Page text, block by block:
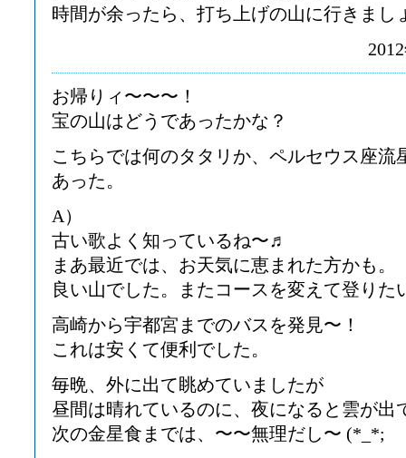
時間が余ったら、打ち上げの山に行きまし
お帰りィ〜〜〜！
宝の山はどうであったかな？
こちらでは何のタタリか、ペルセウス座流
あった。
A）
古い歌よく知っているね〜♬
まあ最近では、お天気に恵まれた方かも。
良い山でした。またコースを変えて登りた
高崎から宇都宮までのバスを発見〜！
これは安くて便利でした。
毎晩、外に出て眺めていましたが
昼間は晴れているのに、夜になると雲が出
次の金星食までは、〜〜無理だし〜 (*_*;